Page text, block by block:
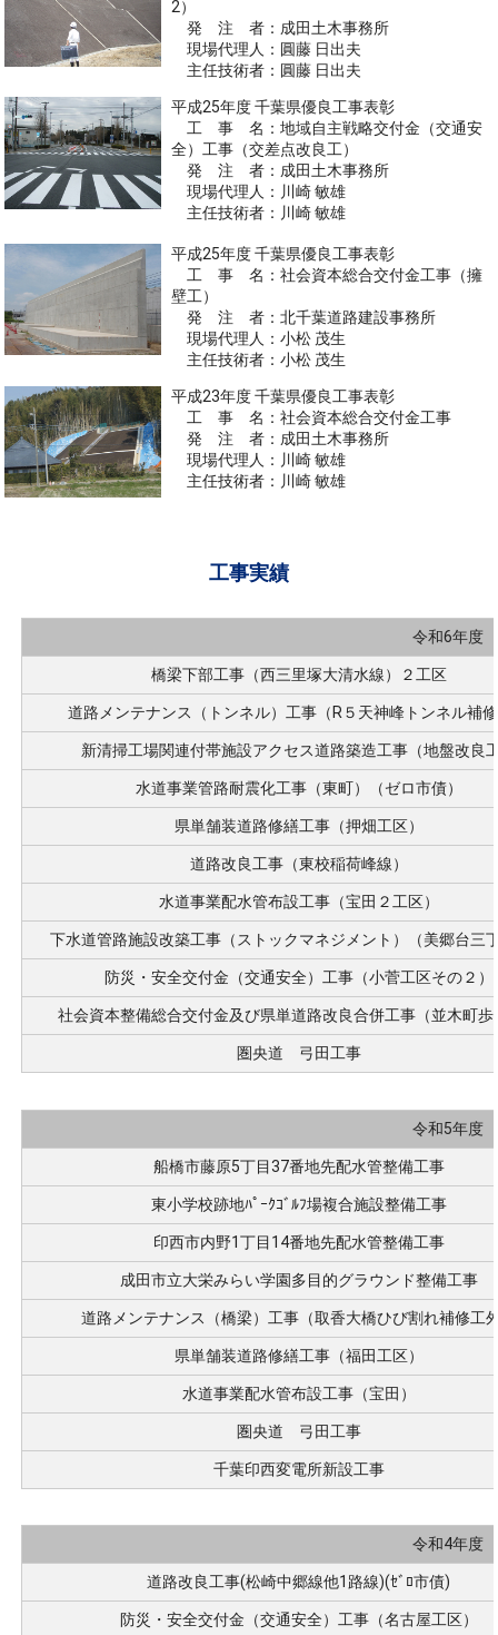
2）
発 注 者：成田土木事務所
現場代理人：圓藤 日出夫
主任技術者：圓藤 日出夫
平成25年度 千葉県優良工事表彰
工 事 名：地域自主戦略交付金（交通安
全）工事（交差点改良工）
発 注 者：成田土木事務所
現場代理人：川崎 敏雄
主任技術者：川崎 敏雄
平成25年度 千葉県優良工事表彰
工 事 名：社会資本総合交付金工事（擁
壁工）
発 注 者：北千葉道路建設事務所
現場代理人：小松 茂生
主任技術者：小松 茂生
平成23年度 千葉県優良工事表彰
工 事 名：社会資本総合交付金工事
発 注 者：成田土木事務所
現場代理人：川崎 敏雄
主任技術者：川崎 敏雄
工事実績
令和6年度
橋梁下部工事（西三里塚大清水線）２工区
道路メンテナンス（トンネル）工事（R５天神峰トンネル補
新清掃工場関連付帯施設アクセス道路築造工事（地盤改良
水道事業管路耐震化工事（東町）（ゼロ市債）
県単舗装道路修繕工事（押畑工区）
道路改良工事（東校稲荷峰線）
水道事業配水管布設工事（宝田２工区）
下水道管路施設改築工事（ストックマネジメント）（美郷台三
防災・安全交付金（交通安全）工事（小菅工区その２）
社会資本整備総合交付金及び県単道路改良合併工事（並木町歩
圏央道 弓田工事
令和5年度
船橋市藤原5丁目37番地先配水管整備工事
東小学校跡地ﾊﾟｰｸｺﾞﾙﾌ場複合施設整備工事
印西市内野1丁目14番地先配水管整備工事
成田市立大栄みらい学園多目的グラウンド整備工事
道路メンテナンス（橋梁）工事（取香大橋ひび割れ補修工
県単舗装道路修繕工事（福田工区）
水道事業配水管布設工事（宝田）
圏央道 弓田工事
千葉印西変電所新設工事
令和4年度
道路改良工事(松崎中郷線他1路線)(ｾﾞﾛ市債)
防災・安全交付金（交通安全）工事（名古屋工区）